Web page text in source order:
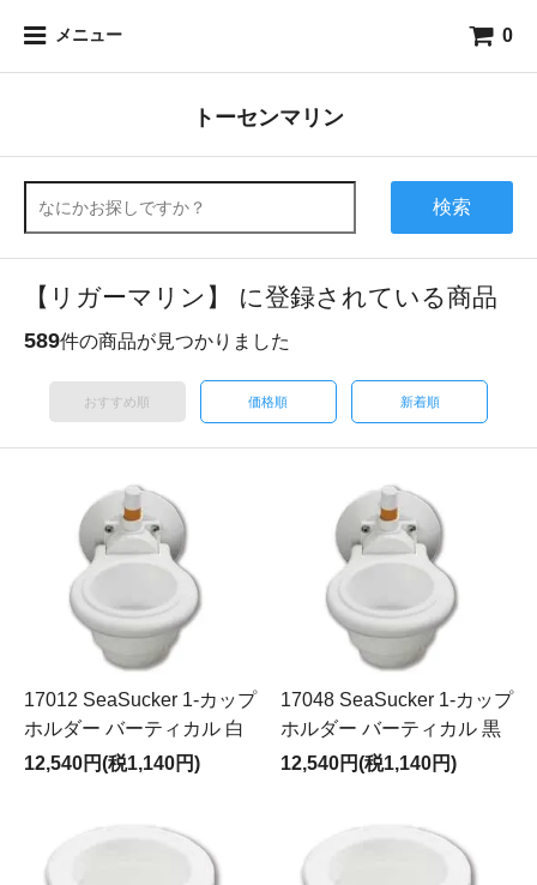
メニュー 0
トーセンマリン
検索
【リガーマリン】 に登録されている商品
589件の商品が見つかりました
おすすめ順 価格順 新着順
17012 SeaSucker 1-カップ
ホルダー バーティカル 白
12,540円(税1,140円)
17048 SeaSucker 1-カップ
ホルダー バーティカル 黒
12,540円(税1,140円)